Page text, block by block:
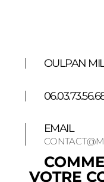
OULPAN
EMAIL
VOTRE